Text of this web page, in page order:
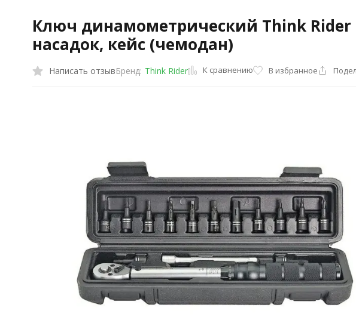
Ключ динамометрический Think Rider
насадок, кейс (чемодан)
Написать отзывБренд: Think Rider К сравнению В избранное